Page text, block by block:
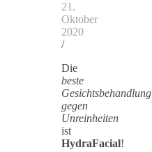
21.
Oktober
2020
/
Die
beste
Gesichtsbehandlung
gegen
Unreinheiten
ist
HydraFacial!